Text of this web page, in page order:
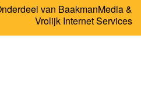
van BaakmanMedia&
Vrolijk Internet Services